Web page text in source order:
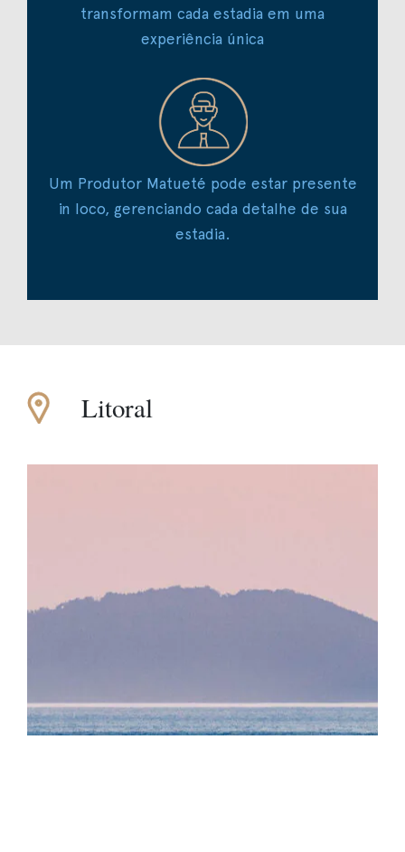
transformam cada estadia em uma
experiência única
Um Produtor Matueté pode estar presente
in loco, gerenciando cada detalhe de sua
estadia.
Litoral